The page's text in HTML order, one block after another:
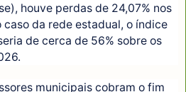
houve perdas de 24,07% nos
caso da rede estadual, o índice
de cerca de 56% sobre os
municipais cobram o fim